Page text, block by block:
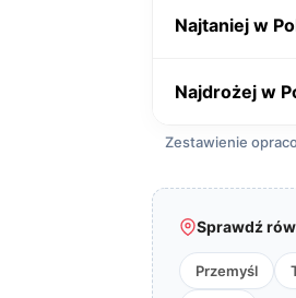
Najtaniej w
Najdrożej w
Zestawienie
Sprawdź
Przemyśl